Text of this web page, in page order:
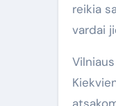
reikia
vardai